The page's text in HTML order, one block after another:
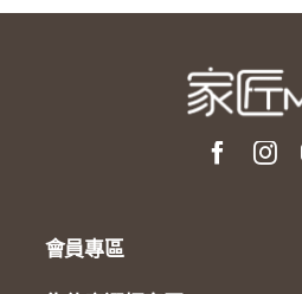
會員專區